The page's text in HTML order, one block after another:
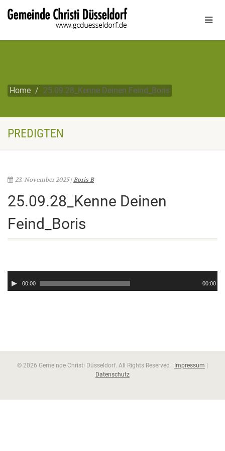
Home 25.09.28_Kenne Deinen Feind_Boris
PREDIGTEN
23. November 2025 |Boris B
25.09.28_Kenne Deinen
Feind_Boris
Player00:00 00:00
© 2026 Gemeinde Christi Düsseldorf. All Rights Reserved | Impressum
Datenschutz